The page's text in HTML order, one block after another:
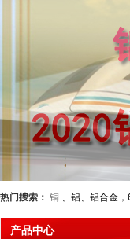
热门搜索： 铜 、铝、铝合金
产品中心